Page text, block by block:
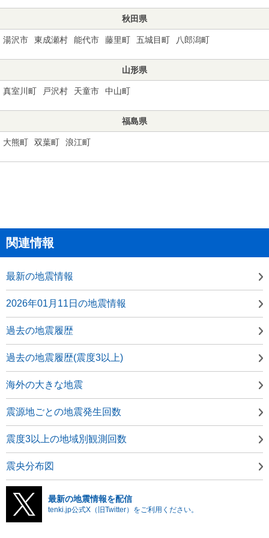
秋田県
湯沢市 東成瀬村 能代市 藤里町 五城目町 八郎潟町
山形県
真室川町 戸沢村 天童市 中山町
福島県
大熊町 双葉町 浪江町
関連情報
最新の地震情報
2026年01月11日の地震情報
過去の地震履歴
過去の地震履歴(震度3以上)
海外の大きな地震
震源地ごとの地震発生回数
震度3以上の地域別観測回数
震央分布図
最新の地震情報を配信
tenki.jp公式X（旧Twitter）をご利用ください。